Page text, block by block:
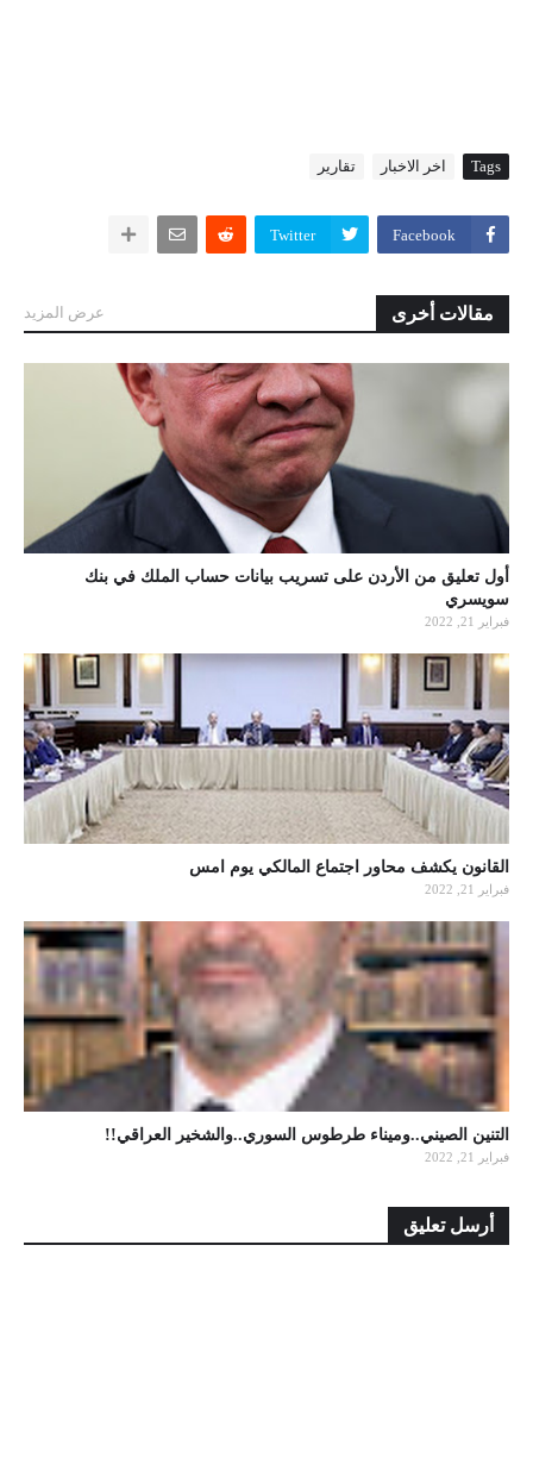
Tags اخر الاخبار تقارير
Facebook
Twitter
مقالات أخرى عرض المزيد
أول تعليق من الأردن على تسريب بيانات حساب الملك في بنك
سويسري
فبراير 21, 2022
القانون يكشف محاور اجتماع المالكي يوم امس
فبراير 21, 2022
التنين الصيني..وميناء طرطوس السوري..والشخير العراقي!!
فبراير 21, 2022
أرسل تعليق